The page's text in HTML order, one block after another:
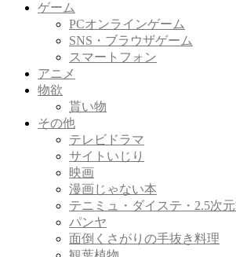
ゲーム
PCオンラインゲーム
SNS・ブラウザゲーム
スマートフォン
アニメ
物欲
貰い物
その他
テレビドラマ
サイトいじり
映画
漫画じゃない本
テニミュ・ダイステ・2.5次
パンヤ
面倒くさがりの手抜き料理